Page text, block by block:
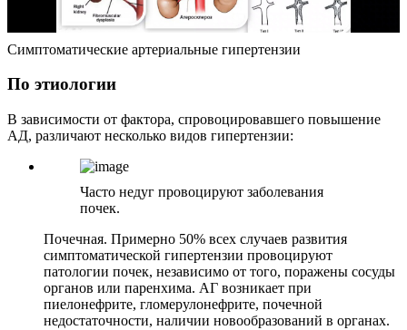
Симптоматические артериальные гипертензии
По этиологии
В зависимости от фактора, спровоцировавшего повышение
АД, различают несколько видов гипертензии:
Часто недуг провоцируют заболевания
почек.
Почечная. Примерно 50% всех случаев развития
симптоматической гипертензии провоцируют
патологии почек, независимо от того, поражены сосуды
органов или паренхима. АГ возникает при
пиелонефрите, гломерулонефрите, почечной
недостаточности, наличии новообразований в органах.